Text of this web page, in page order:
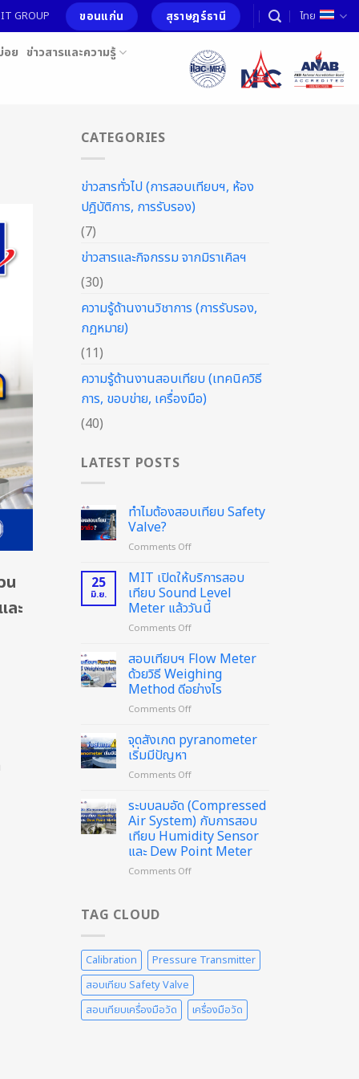
GROUP ขอนแก่น สุราษฎร์ธานี ไทย
อย ข่าวสารและความรู้
น
ะ
CATEGORIES
ข่าวสารทั่วไป (การสอบเทียบฯ, ห้อง
ปฎิบัติการ, การรับรอง)
(7)
ข่าวสารและกิจกรรม จากมิราเคิลฯ
(30)
ความรู้ด้านงานวิชาการ (การรับรอง,
กฏหมาย)
(11)
ความรู้ด้านงานสอบเทียบ (เทคนิควิธี
การ, ขอบข่าย, เครื่องมือ)
(40)
LATEST POSTS
ทำไมต้องสอบเทียบ Safety
Valve?
Comments Offon
ต้อง
สอบ
เทียบ
Safety
Valve?
25
มิ.ย.
MIT เปิดให้บริการสอบ
เทียบ Sound Level
Meter แล้ววันนี้
Comments Offon
เปิด
ให้
บริการ
สอบ
เทียบ
Level
วัน
สอบเทียบฯ Flow Meter
ด้วยวิธี Weighing
Method ดีอย่างไร
Comments Offon
เทียบฯ
ด้วย
Weighing
Method
ดี
อย่างไร
จุดสังเกต pyranometer
เริ่มมีปัญหา
Comments Offon
สังเกต
pyranometer
เริ่ม
มี
ปัญหา
ระบบลมอัด (Compressed
Air System) กับการสอบ
เทียบ Humidity Sensor
และ Dew Point Meter
Comments Offon
System)
กับ
การ
สอบ
เทียบ
Humidity
TAG CLOUD
Calibration
Pressure Transmitter
สอบเทียบ Safety Valve
สอบเทียบเครื่องมือวัด
เครื่องมือวัด